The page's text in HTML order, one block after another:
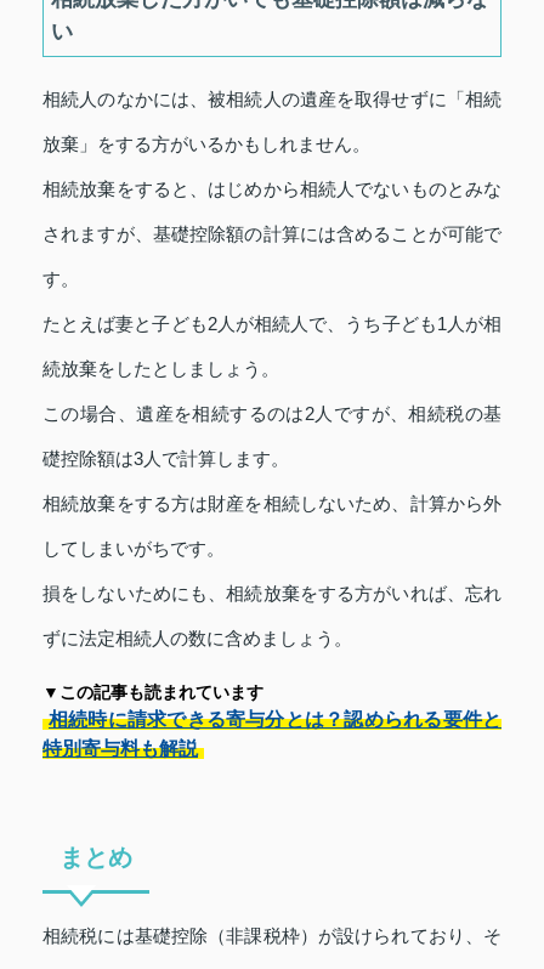
い
相続人のなかには、被相続人の遺産を取得せずに「相続
放棄」をする方がいるかもしれません。
相続放棄をすると、はじめから相続人でないものとみな
されますが、基礎控除額の計算には含めることが可能で
す。
たとえば妻と子ども2人が相続人で、うち子ども1人が相
続放棄をしたとしましょう。
この場合、遺産を相続するのは2人ですが、相続税の基
礎控除額は3人で計算します。
相続放棄をする方は財産を相続しないため、計算から外
してしまいがちです。
損をしないためにも、相続放棄をする方がいれば、忘れ
ずに法定相続人の数に含めましょう。
▼この記事も読まれています
相続時に請求できる寄与分とは？認められる要件と
特別寄与料も解説
まとめ
相続税には基礎控除（非課税枠）が設けられており、そ